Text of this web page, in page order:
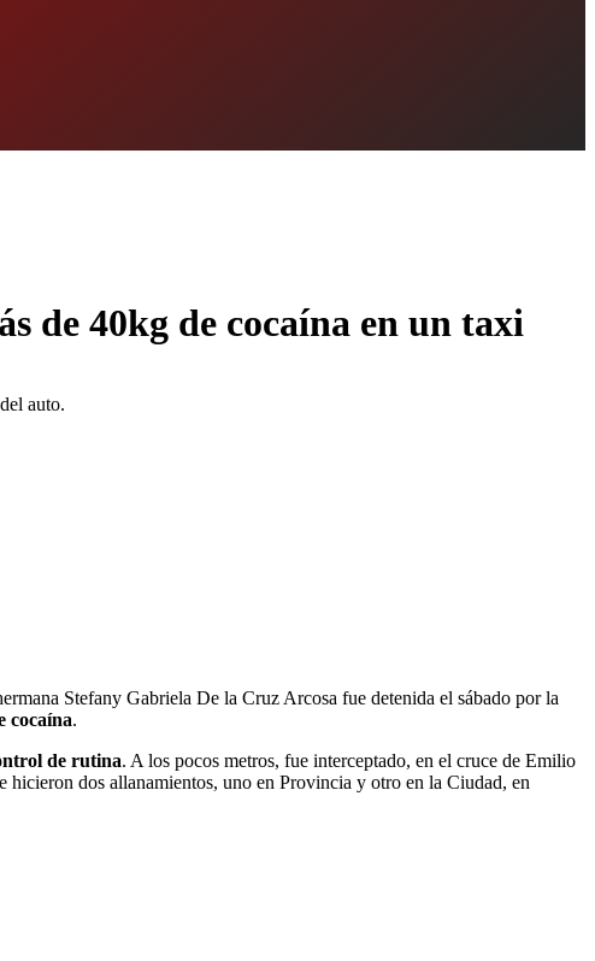
de 40kg de cocaína en un taxi
auto.
Stefany Gabriela De la Cruz Arcosa fue detenida el sábado por la
cocaína.
de rutina. A los pocos metros, fue interceptado, en el cruce de Emilio
dos allanamientos, uno en Provincia y otro en la Ciudad, en